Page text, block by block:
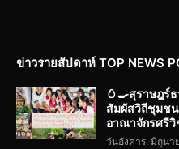
ข่าวรายสัปดาห์ TOP NEWS
🥚🍳สุราษฎร์
สัมผัสวิถีชุมชน
อาณาจักรศรีวิ
วันอังคาร, มิถุนา